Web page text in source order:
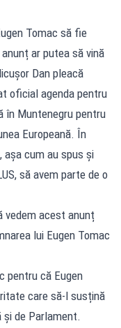
Tomac să fie
ar putea să vină
Dan pleacă
oficial agenda pentru
în Muntenegru pentru
Europeană. În
cum au spus și
să avem parte de o
vedem acest anunț
lui Eugen Tomac
pentru că Eugen
care să-l susțină
de Parlament.